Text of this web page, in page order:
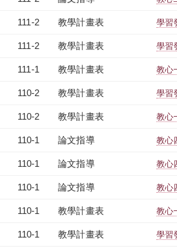
111-2 教學計畫表 學習
111-2 教學計畫表 學習
111-1 教學計畫表 教心
110-2 教學計畫表 學習
110-2 教學計畫表 教心
110-1 論文指導 教心
110-1 論文指導 教心
110-1 論文指導 教心
110-1 教學計畫表 教心
110-1 教學計畫表 學習